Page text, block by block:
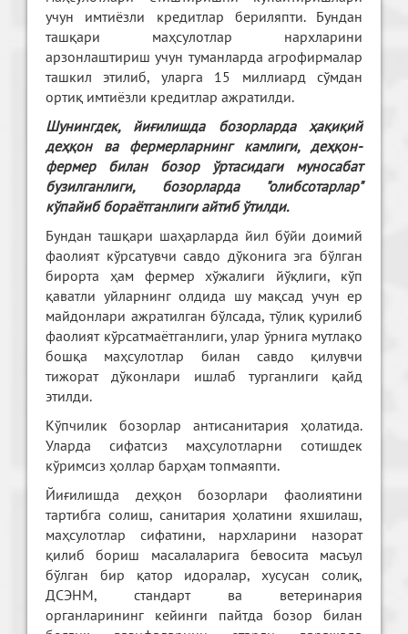
учун имтиёзли кредитлар бериляпти. Бундан
ташқари маҳсулотлар нархларини
арзонлаштириш учун туманларда агрофирмалар
ташкил этилиб, уларга 15 миллиард сўмдан
ортиқ имтиёзли кредитлар ажратилди.
Шунингдек, йиғилишда бозорларда ҳақиқий
деҳқон ва фермерларнинг камлиги, деҳқон-
фермер билан бозор ўртасидаги муносабат
бузилганлиги, бозорларда "олибсотарлар"
кўпайиб бораётганлиги айтиб ўтилди.
Бундан ташқари шаҳарларда йил бўйи доимий
фаолият кўрсатувчи савдо дўконига эга бўлган
бирорта ҳам фермер хўжалиги йўқлиги, кўп
қаватли уйларнинг олдида шу мақсад учун ер
майдонлари ажратилган бўлсада, тўлиқ қурилиб
фаолият кўрсатмаётганлиги, улар ўрнига мутлақо
бошқа маҳсулотлар билан савдо қилувчи
тижорат дўконлари ишлаб турганлиги қайд
этилди.
Кўпчилик бозорлар антисанитария ҳолатида.
Уларда сифатсиз маҳсулотларни сотишдек
кўримсиз ҳоллар барҳам топмаяпти.
Йиғилишда деҳқон бозорлари фаолиятини
тартибга солиш, санитария ҳолатини яхшилаш,
маҳсулотлар сифатини, нархларини назорат
қилиб бориш масалаларига бевосита масъул
бўлган бир қатор идоралар, хусусан солиқ,
ДСЭНМ, стандарт ва ветеринария
органларининг кейинги пайтда бозор билан